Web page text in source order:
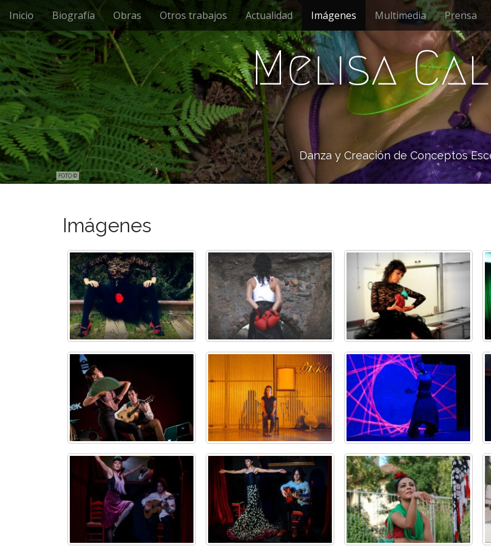
Main menu
Inicio Biografía Obras Otros trabajos Actualidad Imágenes Multimedia Prensa
Melisa
Danza y Creación de Conceptos
Imágenes
FOTO ©